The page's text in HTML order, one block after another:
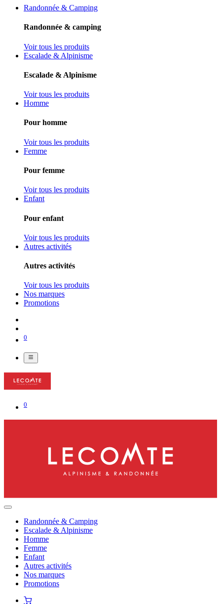
Randonnée & Camping
Randonnée & camping
Voir tous les produits
Escalade & Alpinisme
Escalade & Alpinisme
Voir tous les produits
Homme
Pour homme
Voir tous les produits
Femme
Pour femme
Voir tous les produits
Enfant
Pour enfant
Voir tous les produits
Autres activités
Autres activités
Voir tous les produits
Nos marques
Promotions
0
0
Randonnée & Camping
Escalade & Alpinisme
Homme
Femme
Enfant
Autres activités
Nos marques
Promotions